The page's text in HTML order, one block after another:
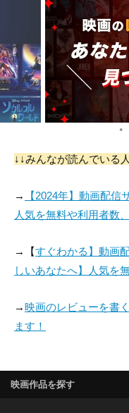
●
↓↓みんなが読んでいる
→
【2024年】動画配信
人気を無料や利用者数
→【すぐわかる】動画
しいあなたへ】人気を
→映画のレビューを書
ます！
映画作品を探す